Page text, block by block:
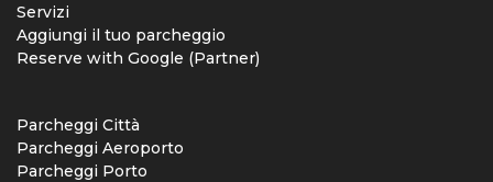
Servizi
Aggiungi il tuo parcheggio
Reserve with Google (Partner)
Parcheggi Città
Parcheggi Aeroporto
Parcheggi Porto